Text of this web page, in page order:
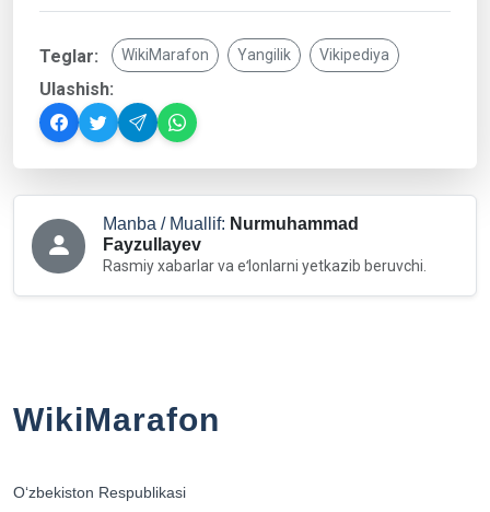
Teglar: WikiMarafon Yangilik Vikipediya
Ulashish:
Manba / Muallif: Nurmuhammad
Fayzullayev
Rasmiy xabarlar va eʻlonlarni yetkazib beruvchi.
WikiMarafon
Oʻzbekiston Respublikasi